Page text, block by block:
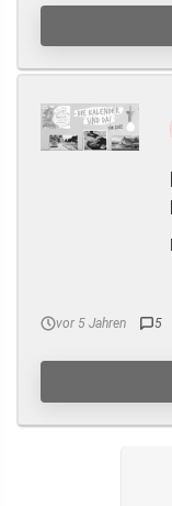
vor 5 Jahren 5